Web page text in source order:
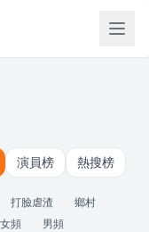
演員榜 熱搜榜
打臉虐渣
鄉村
女頻 男頻